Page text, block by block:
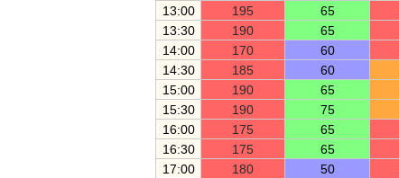
13:00
195 65
13:30
190 65
14:00
170 60
14:30
185 60
15:00
190 65
15:30
190 75
16:00
175 65
16:30
175 65
17:00
180 50